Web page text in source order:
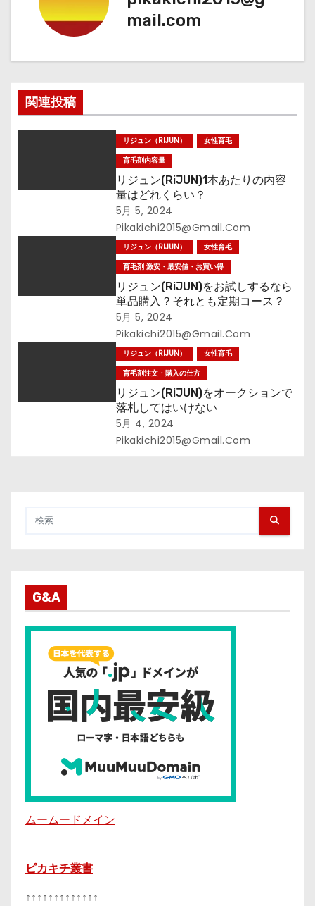
ゲ
ョ
mail.com
関連投稿
リジュン（RIJUN）
女性育毛
育毛剤内容量
リジュン(RiJUN)1本あたりの内容
量はどれくらい？
5月 5, 2024
Pikakichi2015@gmail.com
リジュン（RIJUN）
女性育毛
育毛剤 激安・最安値・お買い得
リジュン(RiJUN)をお試しするなら
単品購入？それとも定期コース？
5月 5, 2024
Pikakichi2015@gmail.com
リジュン（RIJUN）
女性育毛
育毛剤注文・購入の仕方
リジュン(RiJUN)をオークションで
落札してはいけない
5月 4, 2024
Pikakichi2015@gmail.com
G&A
ムームードメイン
ピカキチ叢書
↑↑↑↑↑↑↑↑↑↑↑↑↑